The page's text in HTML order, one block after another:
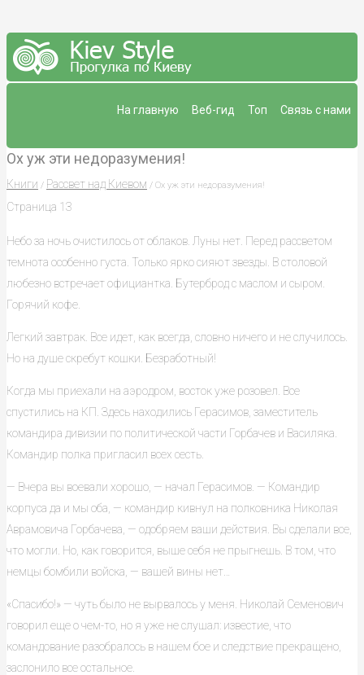
Связь с нами
Топ
Веб-гид
На главную
Ох уж эти недоразумения!
Книги / Рассвет над Киевом / Ох уж эти недоразумения!
Страница 13
Небо за ночь очистилось от облаков. Луны нет. Перед рассветом
темнота особенно густа. Только ярко сияют звезды. В столовой
любезно встречает официантка. Бутерброд с маслом и сыром.
Горячий кофе.
Легкий завтрак. Все идет, как всегда, словно ничего и не случилось.
Но на душе скребут кошки. Безработный!
Когда мы приехали на аэродром, восток уже розовел. Все
спустились на КП. Здесь находились Герасимов, заместитель
командира дивизии по политической части Горбачев и Василяка.
Командир полка пригласил всех сесть.
— Вчера вы воевали хорошо, — начал Герасимов. — Командир
корпуса да и мы оба, — командир кивнул на полковника Николая
Аврамовича Горбачева, — одобряем ваши действия. Вы сделали все,
что могли. Но, как говорится, выше себя не прыгнешь. В том, что
немцы бомбили войска, — вашей вины нет…
«Спасибо!» — чуть было не вырвалось у меня. Николай Семенович
говорил еще о чем-то, но я уже не слушал: известие, что
командование разобралось в нашем бое и следствие прекращено,
заслонило все остальное.